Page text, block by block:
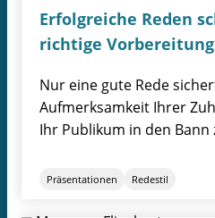
Erfolgreiche Reden
richtige
Nur eine gute Rede
Aufmerksamkeit Ihrer
Ihr Publikum in den
Präsentationen Redestil